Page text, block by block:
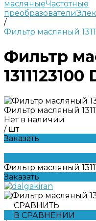
масляныеЧастотные
преобразователи
/
Фильтр масляный
Фильтр
Фильтр масляный
Нет в наличии
/ шт
Заказать
Фильтр масляный
Заказать
СРАВНИТЬ
В СРАВНЕНИИ